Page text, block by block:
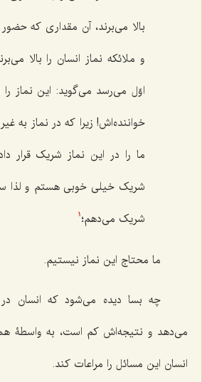
بالا می‌برند، آن مقداری که حضور
و ملائکه نماز انسان را بالا
اوّل می‌رسد می‌گوید: این نماز را
خواننده‌اش! زیرا که در نماز به
ما را در این نماز شریک قرار
شریک خیلی خوبی هستم و لذا
شریک می‌دهم؛ 1
ما محتاج این نماز نیستیم.
چه بسا دیده می‌شود که انسان
می‌دهد و نتیجه‌اش کم است، به واسطۀ
انسان این مسائل را مراعات کند.